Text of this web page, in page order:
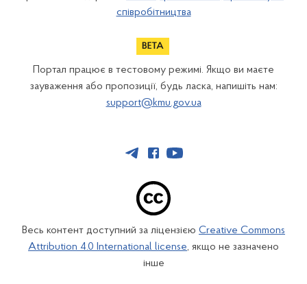
співробітництва
Портал працює в тестовому режимі. Якщо ви маєте
зауваження або пропозиції, будь ласка, напишіть нам:
support@kmu.gov.ua
Весь контент доступний за ліцензією Creative Commons
Attribution 4.0 International license, якщо не зазначено
інше